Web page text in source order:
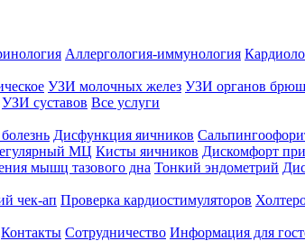
Аллергология-иммунология
УЗИ молочных желез УЗИ органов
УЗИ суставов Все услуги
Дисфункция яичников
МЦ Кисты яичников Дискомфорт
мышц тазового дна Тонкий эндометрий
чек-ап Проверка кардиостимуляторов
Контакты Сотрудничество Информация для